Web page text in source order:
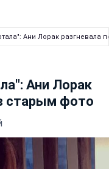
Ани Лорак разгневала
Ани Лорак
старым фото